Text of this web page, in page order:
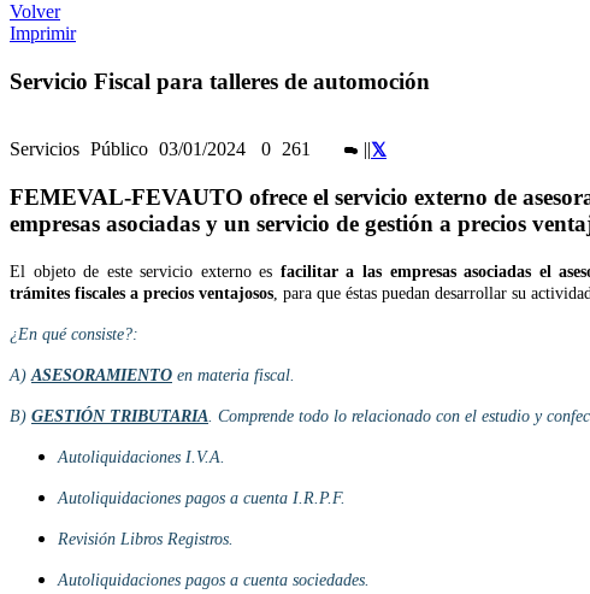
Volver
Imprimir
Servicio Fiscal para talleres de automoción
Servicios Público 03/01/2024 0 261
FEMEVAL-FEVAUTO ofrece el servicio externo de
empresas asociadas y un servicio de gestión a precios
El objeto de este servicio externo es facilitar a las empresas asociadas el
trámites fiscales a precios ventajosos , para que éstas puedan desarrollar su
¿En qué consiste?:
A) ASESORAMIENTO en materia fiscal.
B) GESTIÓN TRIBUTARIA . Comprende todo lo relacionado con el estudio y
Autoliquidaciones I.V.A.
Autoliquidaciones pagos a cuenta I.R.P.F.
Revisión Libros Registros.
Autoliquidaciones pagos a cuenta sociedades.